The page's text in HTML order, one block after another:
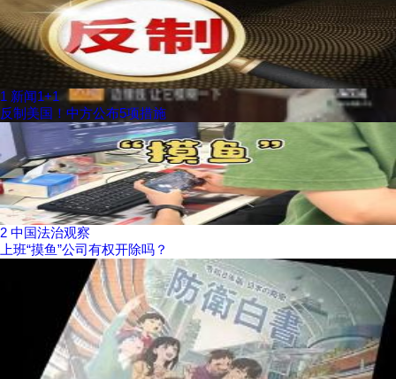
1 新闻1+1
反制美国！中方公布5项措施
2 中国法治观察
上班“摸鱼”公司有权开除吗？